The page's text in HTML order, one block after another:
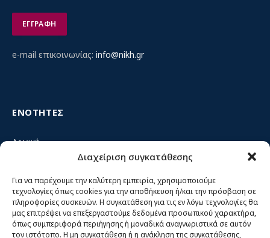
Διαχείριση συγκατάθεσης
Για να παρέχουμε την καλύτερη εμπειρία, χρησιμοποιούμε
τεχνολογίες όπως cookies για την αποθήκευση ή/και την πρόσβαση σε
πληροφορίες συσκευών. Η συγκατάθεση για τις εν λόγω τεχνολογίες θα
μας επιτρέψει να επεξεργαστούμε δεδομένα προσωπικού χαρακτήρα,
όπως συμπεριφορά περιήγησης ή μοναδικά αναγνωριστικά σε αυτόν
τον ιστότοπο. Η μη συγκατάθεση ή η ανάκληση της συγκατάθεσης,
e-mail επικοινωνίας: info@nikh.gr
ΕΝΟΤΗΤΕΣ
Αρχική
Κίνημα ΝΙΚΗ – Ποιοι είμαστε, αρχές & δράση
Θέσεις
Πρόσωπα
Όργανα και ομάδες